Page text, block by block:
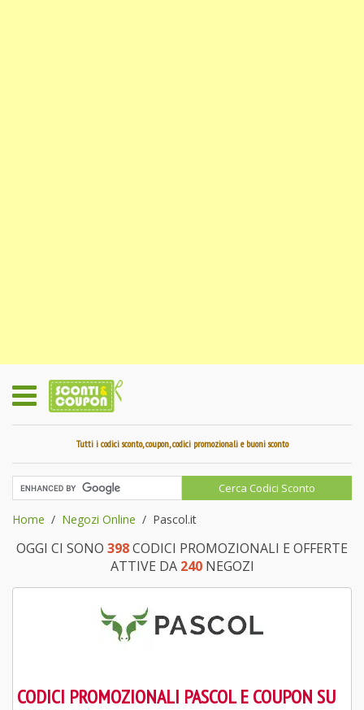
Tutti i codici sconto, coupon, codici promozionali e buoni sconto
Home Negozi Online Pascol.it
OGGI CI SONO 398CODICI PROMOZIONALI E OFFERTE
ATTIVE DA 240NEGOZI
CODICI PROMOZIONALI PASCOL E COUPON SU